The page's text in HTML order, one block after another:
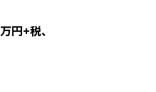
円+税、